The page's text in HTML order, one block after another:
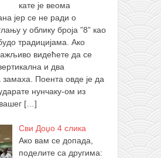
кате је веома
јер се не ради о
у облику броја ”8” као
традицијама. Ако
видећете да се
и два
замаха. Поента овде је да
нунчаку-ом из
[…]
Сви Доџо 4 слика
Ако вам се допада,
поделите са другима: